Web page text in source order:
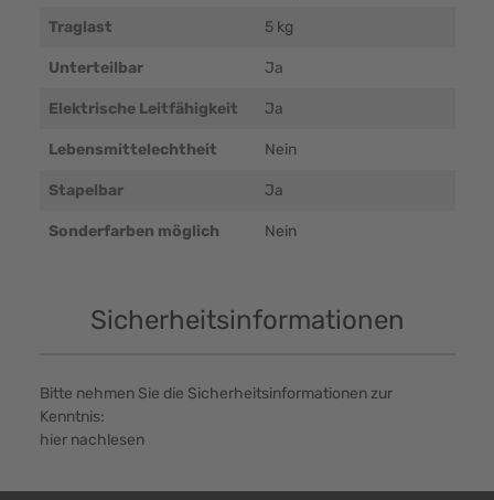
Traglast 5 kg
Unterteilbar Ja
Elektrische Leitfähigkeit Ja
Lebensmittelechtheit Nein
Stapelbar Ja
Sonderfarben möglich Nein
Sicherheitsinformationen
Bitte nehmen Sie die Sicherheitsinformationen zur
Kenntnis:
hier nachlesen